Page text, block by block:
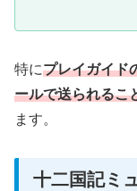
特にプレイガイド
ールで送られるこ
ます。
十二国記ミ